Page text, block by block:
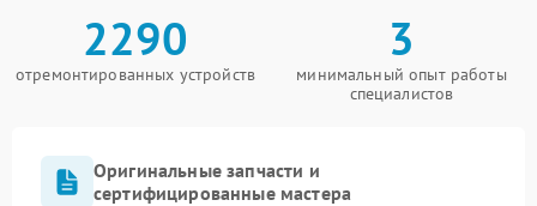
2290
отремонтированных устройств
3
минимальный опыт работы
специалистов
Оригинальные запчасти и
сертифицированные мастера